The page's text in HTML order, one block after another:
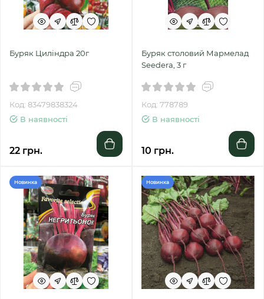
Буряк Циліндра 20г
Код: 83479838324
В наявності
22 грн.
Буряк столовий Мармелад
Seedera, 3 г
Код: 778789
В наявності
10 грн.
Новинка Новинка